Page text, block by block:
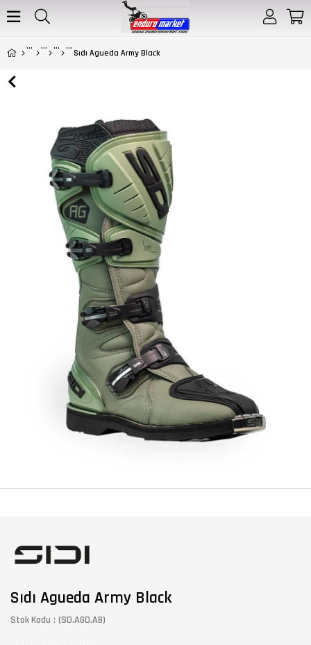
Sıdı Agueda Army Black
Sıdı Agueda Army Black
Stok Kodu (SD.AGD.AB)